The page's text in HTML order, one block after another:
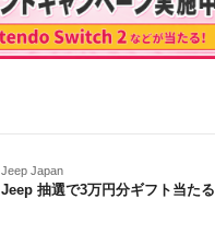
Jeep Japan
Jeep 抽選で3万円分ギフト当たる